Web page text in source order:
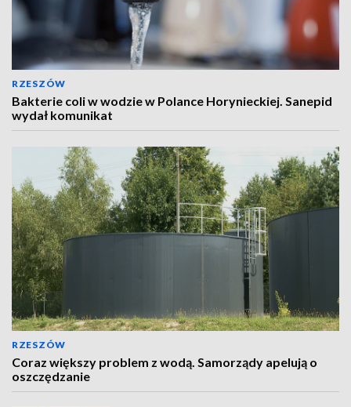
RZESZÓW
Bakterie coli w wodzie w Polance Horynieckiej. Sanepid
wydał komunikat
RZESZÓW
Coraz większy problem z wodą. Samorządy apelują o
oszczędzanie